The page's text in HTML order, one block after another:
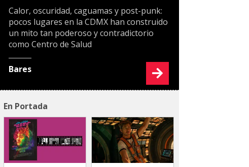
Calor, oscuridad, caguamas y post-punk:
pocos lugares en la CDMX han construido
un mito tan poderoso y contradictorio
como Centro de Salud
Bares
En Portada